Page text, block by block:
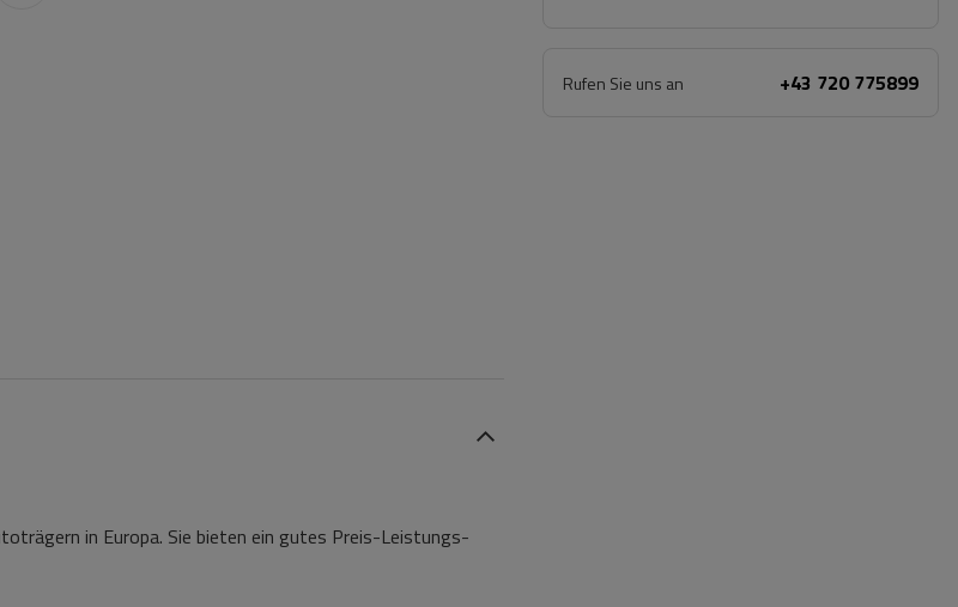
Rufen Sie uns an +43 720 775899
in Europa. Sie bieten ein gutes Preis-Leistungs-